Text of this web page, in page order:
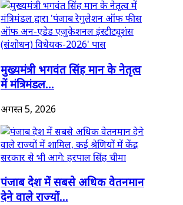
मुख्यमंत्री भगवंत सिंह मान के नेतृत्व
में मंत्रिमंडल...
अगस्त 5, 2026
पंजाब देश में सबसे अधिक वेतनमान
देने वाले राज्यों...